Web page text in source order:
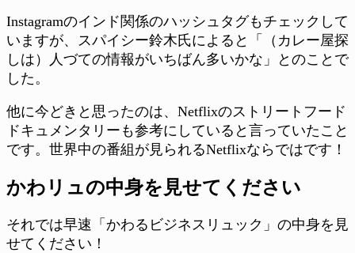
Instagramのインド関係のハッシュタグもチェックして
いますが、スパイシー鈴木氏によると「（カレー屋探
しは）人づての情報がいちばん多いかな」とのことで
した。
他に今どきと思ったのは、Netflixのストリートフード
ドキュメンタリーも参考にしていると言っていたこと
です。世界中の番組が見られるNetflixならではです！
かわリュの中身を見せてください
それでは早速「かわるビジネスリュック」の中身を見
せてください！